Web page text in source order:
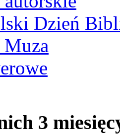
Dzień
Muza
3